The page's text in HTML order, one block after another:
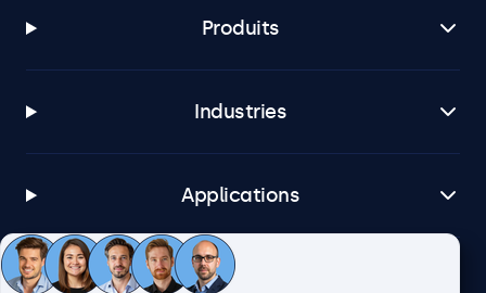
Produits
Industries
Applications
Service client